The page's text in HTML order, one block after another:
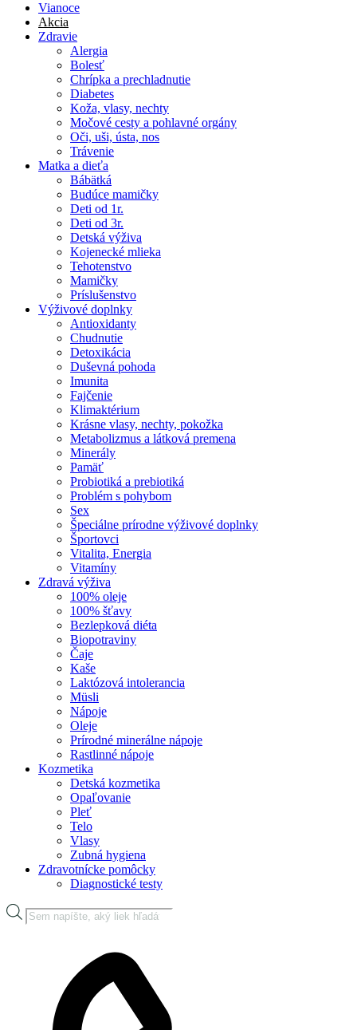
Vianoce
Akcia
Zdravie
Alergia
Bolesť
Chrípka a prechladnutie
Diabetes
Koža, vlasy, nechty
Močové cesty a pohlavné orgány
Oči, uši, ústa, nos
Trávenie
Matka a dieťa
Bábätká
Budúce mamičky
Deti od 1r.
Deti od 3r.
Detská výživa
Kojenecké mlieka
Tehotenstvo
Mamičky
Príslušenstvo
Výživové doplnky
Antioxidanty
Chudnutie
Detoxikácia
Duševná pohoda
Imunita
Fajčenie
Klimaktérium
Krásne vlasy, nechty, pokožka
Metabolizmus a látková premena
Minerály
Pamäť
Probiotiká a prebiotiká
Problém s pohybom
Sex
Špeciálne prírodne výživové doplnky
Športovci
Vitalita, Energia
Vitamíny
Zdravá výživa
100% oleje
100% šťavy
Bezlepková diéta
Biopotraviny
Čaje
Kaše
Laktózová intolerancia
Müsli
Nápoje
Oleje
Prírodné minerálne nápoje
Rastlinné nápoje
Kozmetika
Detská kozmetika
Opaľovanie
Pleť
Telo
Vlasy
Zubná hygiena
Zdravotnícke pomôcky
Diagnostické testy
Products
search